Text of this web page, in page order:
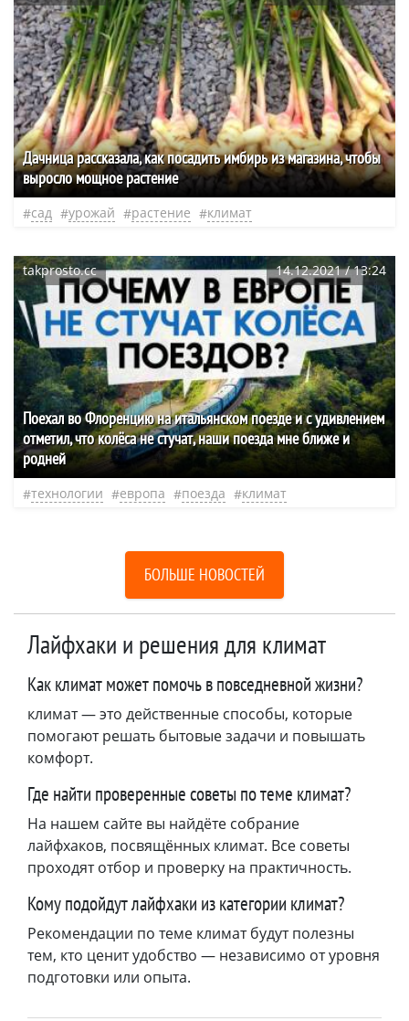
Дачница рассказала, как посадить имбирь из магазина, чтобы
выросло мощное растение
сад урожай растение климат
takprosto.cc 14.12.2021 / 13:24
Поехал во Флоренцию на итальянском поезде и с удивлением
отметил, что колёса не стучат, наши поезда мне ближе и
родней
технологии европа поезда климат
БОЛЬШЕ НОВОСТЕЙ
Лайфхаки и решения для климат
Как климат может помочь в повседневной жизни?
климат — это действенные способы, которые
помогают решать бытовые задачи и повышать
комфорт.
Где найти проверенные советы по теме климат?
На нашем сайте вы найдёте собрание
лайфхаков, посвящённых климат. Все советы
проходят отбор и проверку на практичность.
Кому подойдут лайфхаки из категории климат?
Рекомендации по теме климат будут полезны
тем, кто ценит удобство — независимо от уровня
подготовки или опыта.